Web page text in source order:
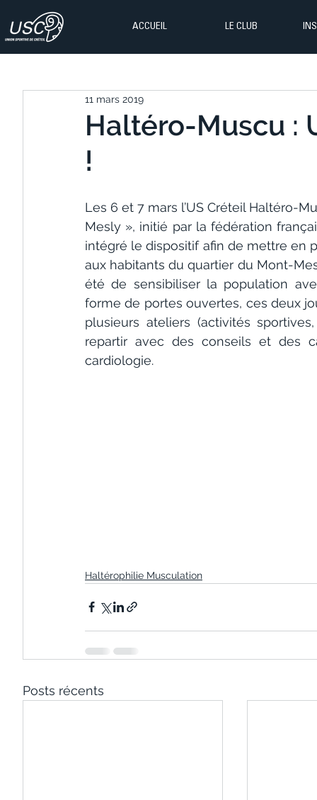
ACCUEIL LE CLUB
Haltéro-Muscu :
!
11 mars 2019
Les 6 et 7 mars l’US Créteil Haltéro-
Mesly », initié par la fédération
intégré le dispositif afin de mettre en
aux habitants du quartier du Mont-
été de sensibiliser la population
forme de portes ouvertes, ces deux
plusieurs ateliers (activités
repartir avec des conseils et des
cardiologie.
Haltérophilie Musculation
Posts récents